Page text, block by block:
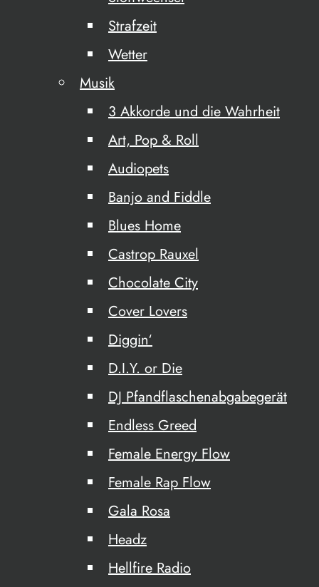
Strafzeit
Wetter
Musik
3 Akkorde und die Wahrheit
Art, Pop & Roll
Audiopets
Banjo and Fiddle
Blues Home
Castrop Rauxel
Chocolate City
Cover Lovers
Diggin‘
D.I.Y. or Die
DJ Pfandflaschenabgabegerät
Endless Greed
Female Energy Flow
Female Rap Flow
Gala Rosa
Headz
Hellfire Radio